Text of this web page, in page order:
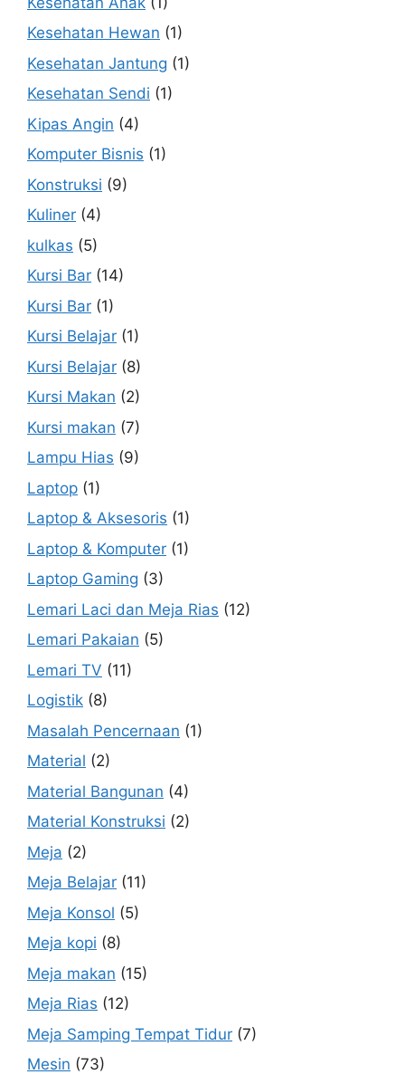
Kesehatan Hewan (1)
Kesehatan Jantung (1)
Kesehatan Sendi (1)
Kipas Angin (4)
Komputer Bisnis (1)
Konstruksi (9)
Kuliner (4)
kulkas (5)
Kursi Bar (14)
Kursi Bar (1)
Kursi Belajar (1)
Kursi Belajar (8)
Kursi Makan (2)
Kursi makan (7)
Lampu Hias (9)
Laptop (1)
Laptop & Aksesoris (1)
Laptop & Komputer (1)
Laptop Gaming (3)
Lemari Laci dan Meja Rias (12)
Lemari Pakaian (5)
Lemari TV (11)
Logistik (8)
Masalah Pencernaan (1)
Material (2)
Material Bangunan (4)
Material Konstruksi (2)
Meja (2)
Meja Belajar (11)
Meja Konsol (5)
Meja kopi (8)
Meja makan (15)
Meja Rias (12)
Meja Samping Tempat Tidur (7)
Mesin (73)